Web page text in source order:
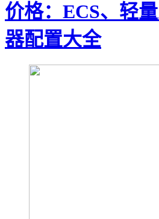
价格：ECS、轻
器配置大全